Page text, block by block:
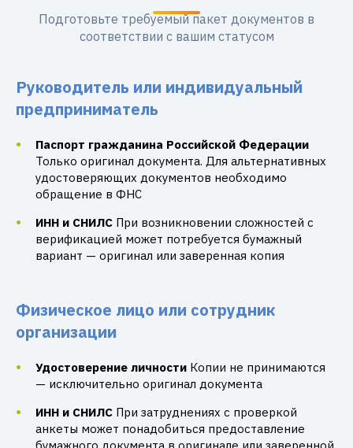
Подготовьте требуемый пакет документов в
соответствии с вашим статусом
Руководитель или индивидуальный
предприниматель
Паспорт гражданина Российской Федерации
Только оригинал документа. Для альтернативных
удостоверяющих документов необходимо
обращение в ФНС
ИНН и СНИЛС При возникновении сложностей с
верификацией может потребуется бумажный
вариант — оригинал или заверенная копия
Физическое лицо или сотрудник
организации
Удостоверение личности Копии не принимаются
— исключительно оригинал документа
ИНН и СНИЛС При затруднениях с проверкой
анкеты может понадобиться предоставление